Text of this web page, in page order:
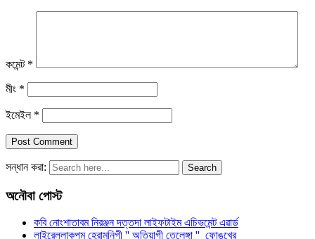
কমেন্ট *
মীং *
ইমেইল *
সন্ধান করা:
অনৌবা পোস্ট
কবি নোংশাতাবম নিরঞ্জন দত্তদা লাইফটাইম এচিভমেন্ট এৱার্ড
লাইরেল্লাকপম হেরামনিগী '' অতিয়াগী তেলেঙ্গা '' ফোঙখ্রে